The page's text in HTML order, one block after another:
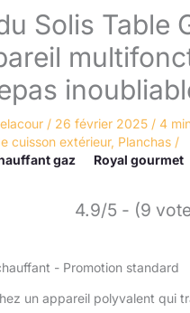
Solis Table
/ 26 février 2025 / 4
cuisson extérieur, Planchas /
gaz
Royal gourmet
4.9/5 - (9
un appareil polyvalent qui